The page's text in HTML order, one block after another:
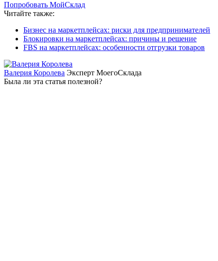
Попробовать МойСклад
Читайте также:
Бизнес на маркетплейсах: риски для предпринимателей
Блокировки на маркетплейсах: причины и решение
FBS на маркетплейсах: особенности отгрузки товаров
Валерия Королева Эксперт МоегоСклада
Была ли эта статья полезной?